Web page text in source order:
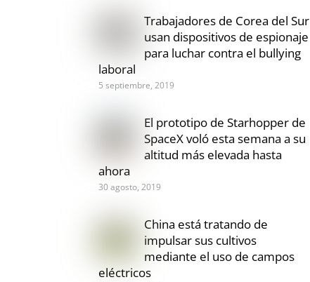
Trabajadores de Corea del Sur
usan dispositivos de espionaje
para luchar contra el bullying
laboral
5 septiembre, 2019
El prototipo de Starhopper de
SpaceX voló esta semana a su
altitud más elevada hasta
ahora
30 agosto, 2019
China está tratando de
impulsar sus cultivos
mediante el uso de campos
eléctricos